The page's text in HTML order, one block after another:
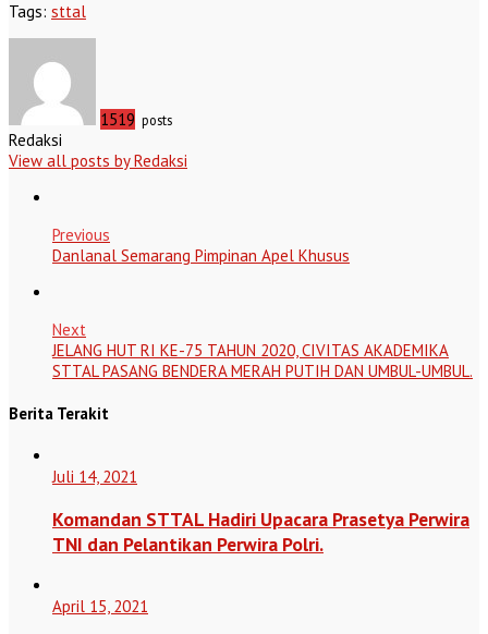
Tags: sttal
1519 posts
Redaksi
View all posts by Redaksi
Previous
Danlanal Semarang Pimpinan Apel Khusus
Next
JELANG HUT RI KE-75 TAHUN 2020, CIVITAS AKADEMIKA
STTAL PASANG BENDERA MERAH PUTIH DAN UMBUL-UMBUL.
Berita Terakit
Juli 14, 2021
Komandan STTAL Hadiri Upacara Prasetya Perwira
TNI dan Pelantikan Perwira Polri.
April 15, 2021